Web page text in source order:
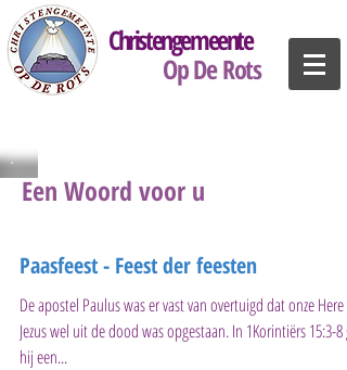
Christengemeente
Op De Rots
Een Woord voor u
Paasfeest - Feest der feesten
De apostel Paulus was er vast van overtuigd dat onze Here
Jezus wel uit de dood was opgestaan. In 1Korintiërs 15:3-8
hij een...